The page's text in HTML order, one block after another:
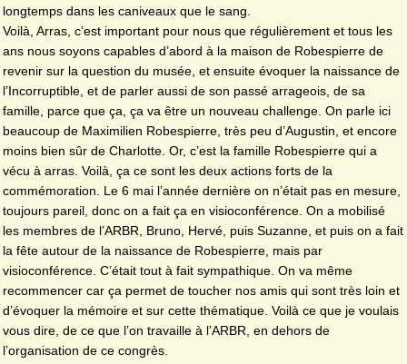
longtemps dans les caniveaux que le sang.
Voilà, Arras, c’est important pour nous que régulièrement et tous les
ans nous soyons capables d’abord à la maison de Robespierre de
revenir sur la question du musée, et ensuite évoquer la naissance de
l’Incorruptible, et de parler aussi de son passé arrageois, de sa
famille, parce que ça, ça va être un nouveau challenge. On parle ici
beaucoup de Maximilien Robespierre, très peu d’Augustin, et encore
moins bien sûr de Charlotte. Or, c’est la famille Robespierre qui a
vécu à arras. Voilà, ça ce sont les deux actions forts de la
commémoration. Le 6 mai l’année dernière on n’était pas en mesure,
toujours pareil, donc on a fait ça en visioconférence. On a mobilisé
les membres de l’ARBR, Bruno, Hervé, puis Suzanne, et puis on a fait
la fête autour de la naissance de Robespierre, mais par
visioconférence. C’était tout à fait sympathique. On va même
recommencer car ça permet de toucher nos amis qui sont très loin et
d’évoquer la mémoire et sur cette thématique. Voilà ce que je voulais
vous dire, de ce que l’on travaille à l’ARBR, en dehors de
l’organisation de ce congrès.